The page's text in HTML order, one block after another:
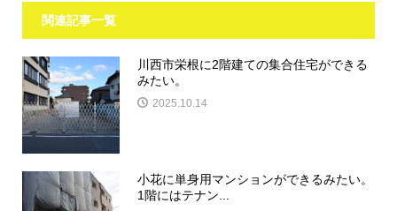
関連記事一覧
川西市栄根に2階建ての集合住宅ができる
みたい。
2025.10.14
小花に単身用マンションができるみたい。
1階にはテナン...